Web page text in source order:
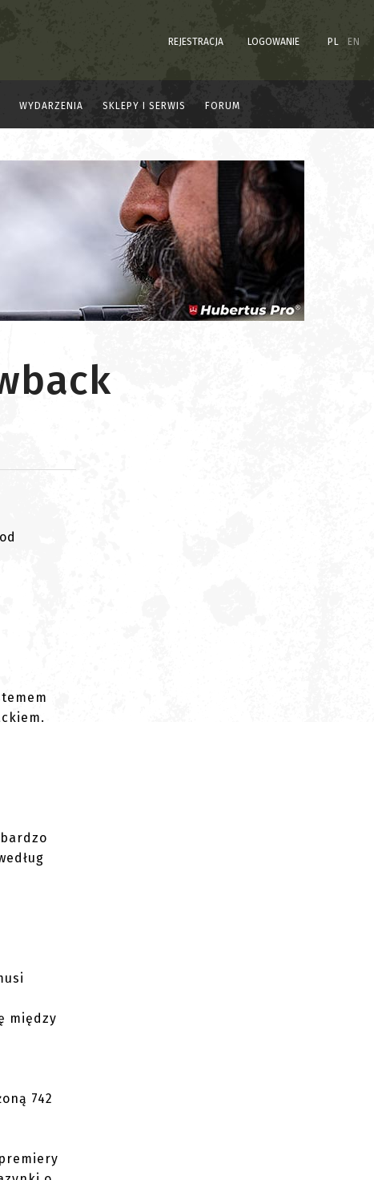
REJESTRACJA LOGOWANIE PL EN
WYDARZENIA SKLEPY I SERWIS FORUM
między
742